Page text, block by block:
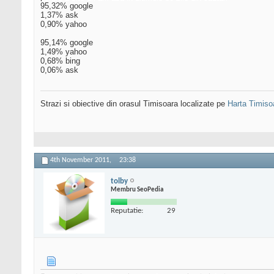
95,32% google
1,37% ask
0,90% yahoo
95,14% google
1,49% yahoo
0,68% bing
0,06% ask
Strazi si obiective din orasul Timisoara localizate pe Harta
4th November 2011, 23:38
tolby
Membru SeoPedia
Reputatie: 29